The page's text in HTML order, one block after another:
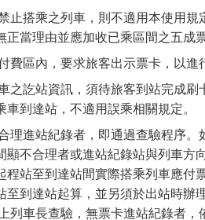
止搭乘之列車，則不適用本使用規
當理由並應加收已乘區間之五成票
區內，要求旅客出示票卡，以進
之訖站資訊，須待旅客到站完成刷
到達站，不適用誤乘相關規定。
理進站紀錄者，即通過查驗程序。
不合理者或進站紀錄站與列車方
站至到達站間實際搭乘列車應付
到達站起算，並另須於出站時辦
列車長查驗，無票卡進站紀錄者，